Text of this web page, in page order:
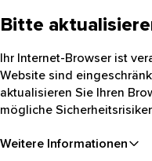
Bitte
Ihr Internet-Browser ist
Website sind
aktualisieren Sie Ihren
mögliche
Weitere Informationen